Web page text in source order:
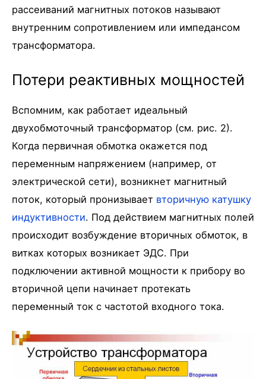
рассеиваний магнитных потоков называют
внутренним сопротивлением или импедансом
трансформатора.
Потери реактивных мощностей
Вспомним, как работает идеальный
двухобмоточный трансформатор (см. рис. 2).
Когда первичная обмотка окажется под
переменным напряжением (например, от
электрической сети), возникнет магнитный
поток, который пронизывает вторичную катушку
индуктивности. Под действием магнитных полей
происходит возбуждение вторичных обмоток, в
витках которых возникает ЭДС. При
подключении активной мощности к прибору во
вторичной цепи начинает протекать
переменный ток с частотой входного тока.